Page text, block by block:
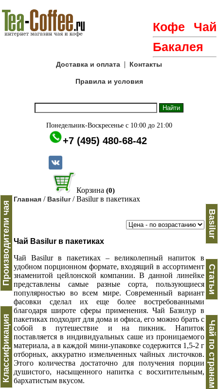
Кофе
Чай
Бакалея
Доставка и оплата | Контакты
Правила и условия
Понедельник-Воскресенье с 10:00 до 21:00
+7 (495) 480-68-42
Корзина (0)
Производители чая
Классификация
Главная / Basilur/ Basilur в пакетиках
Чай Basilur в пакетиках
Чай Basilur в пакетиках – великолепный напиток в
удобном порционном формате, входящий в ассортимент
знаменитой цейлонской компании. В данной линейке
представлены самые разные сорта, пользующиеся
популярностью во всем мире. Современный вариант
фасовки сделал их еще более востребованными
благодаря широте сферы применения. Чай Базилур в
пакетиках подходит для дома и офиса, его можно брать с
собой в путешествие и на пикник. Напиток
поставляется в индивидуальных саше из проницаемого
материала, а в каждой мини-упаковке содержится 1,5-2 г
отборных, аккуратно измельченных чайных листочков.
Этого количества достаточно для получения порции
душистого, насыщенного напитка с восхитительным,
бархатистым вкусом.
Basilur
Статьи
Чай по странам